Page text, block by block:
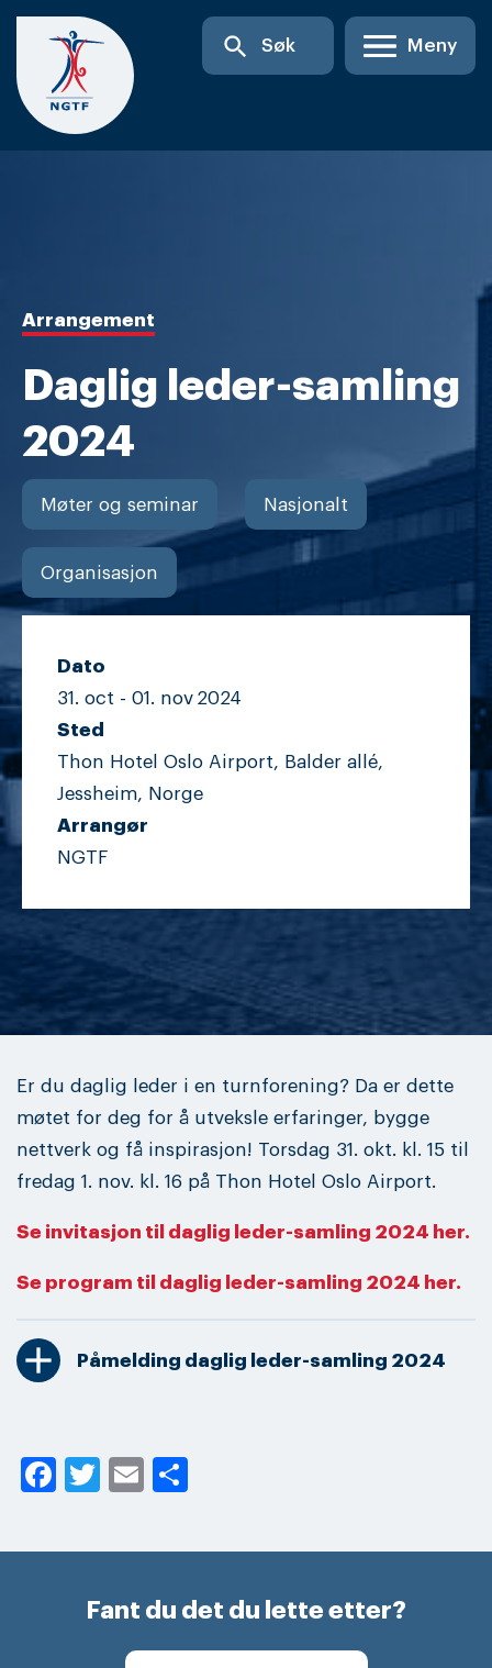
Skip
content
search Søk Meny
Arrangement
Daglig leder-samling
2024
Møter og seminar Nasjonalt
Organisasjon
Dato
31. oct - 01. nov 2024
Sted
Thon Hotel Oslo Airport, Balder allé,
Jessheim, Norge
Arrangør
NGTF
Er du daglig leder i en turnforening? Da er dette
møtet for deg for å utveksle erfaringer, bygge
nettverk og få inspirasjon! Torsdag 31. okt. kl. 15 til
fredag 1. nov. kl. 16 på Thon Hotel Oslo Airport.
Se invitasjon til daglig leder-samling 2024 her.
Se program til daglig leder-samling 2024 her.
add Påmelding daglig leder-samling 2024
Facebook
Twitter
Email
Fant du det du lette etter?